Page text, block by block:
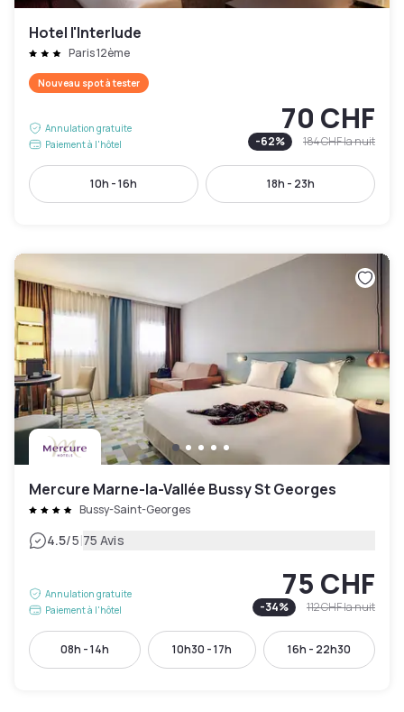
Hotel l'Interlude
Paris 12ème
Nouveau spot à tester
Annulation gratuite
Paiement à l'hôtel
70 CHF
-62% 184 CHFla nuit
10h - 16h 18h - 23h
Mercure Marne-la-Vallée Bussy St Georges
Bussy-Saint-Georges
4.5/5|75 Avis
Annulation gratuite
Paiement à l'hôtel
75 CHF
-34% 112 CHFla nuit
08h - 14h 10h30 - 17h 16h - 22h30